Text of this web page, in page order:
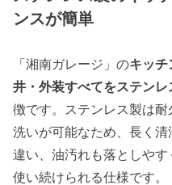
ンスが簡単
「湘南ガレージ」のキッチ
井・外装すべてをステン
徴です。ステンレス製は
洗いが可能なため、長く
違い、油汚れも落としや
使い続けられる仕様です。